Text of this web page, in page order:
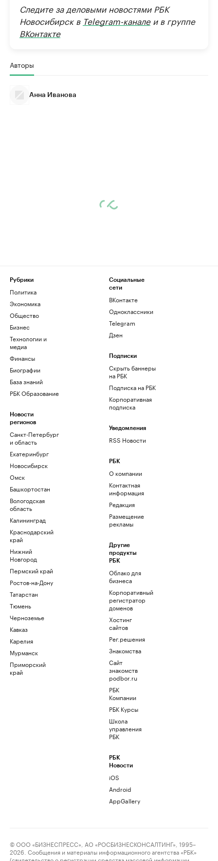
Следите за деловыми новостями РБК
Новосибирск в Telegram-каналеи в группе
ВКонтакте
Авторы
Анна Иванова
Рубрики
Политика
Экономика
Общество
Бизнес
Технологии и
медиа
Финансы
Биографии
База знаний
РБК Образование
Новости
регионов
Санкт-Петербург
и область
Екатеринбург
Новосибирск
Омск
Башкортостан
Вологодская
область
Калининград
Краснодарский
край
Нижний
Новгород
Пермский край
Ростов-на-Дону
Татарстан
Тюмень
Черноземье
Кавказ
Карелия
Мурманск
Приморский
край
Социальные
сети
ВКонтакте
Одноклассники
Telegram
Дзен
Подписки
Скрыть баннеры
на РБК
Подписка на РБК
Корпоративная
подписка
Уведомления
RSS Новости
РБК
О компании
Контактная
информация
Редакция
Размещение
рекламы
Другие
продукты
РБК
Облако для
бизнеса
Корпоративный
регистратор
доменов
Хостинг
сайтов
Рег.решения
Знакомства
Сайт
знакомств
podbor.ru
РБК
Компании
РБК Курсы
Школа
управления
РБК
РБК
Новости
iOS
Android
AppGallery
© ООО «БИЗНЕСПРЕСС», АО «РОСБИЗНЕСКОНСАЛТИНГ», 1995–
2026. Сообщения и материалы информационного агентства «РБК»